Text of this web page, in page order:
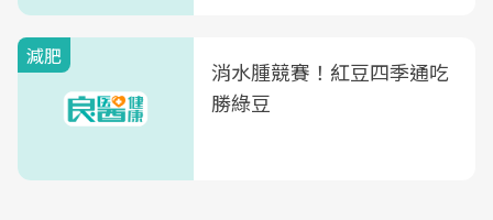
減肥
消水腫競賽！紅豆四季通吃
勝綠豆